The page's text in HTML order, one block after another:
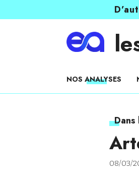
NOS ANALYSES
Dans
08/03/